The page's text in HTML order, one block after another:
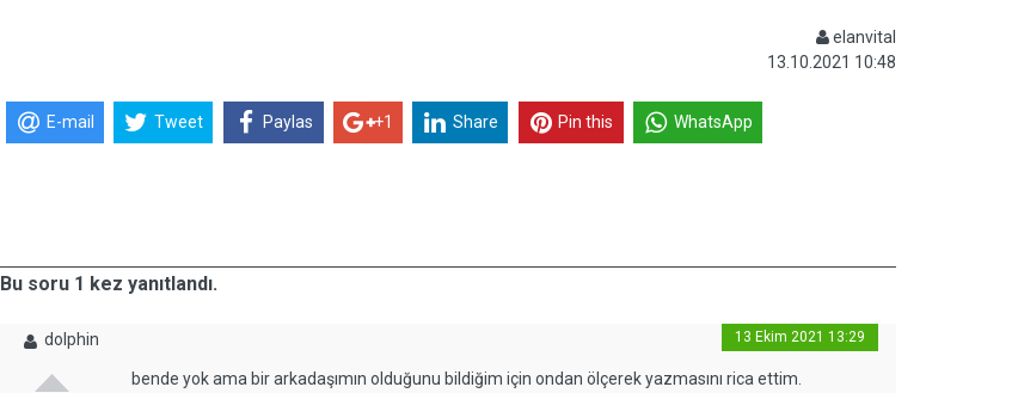
elanvital
13.10.2021 10:48
E-mail Tweet Paylas +1 Share Pin this WhatsApp
Bu soru 1 kez yanıtlandı.
dolphin 13 Ekim 2021 13:29
bende yok ama bir arkadaşımın olduğunu bildiğim için ondan ölçerek yazmasını rica ettim.